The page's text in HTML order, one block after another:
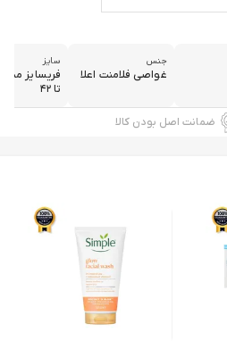
جنس
غواصی فلامنت اعلا
سایز
تا ۴۲
ضمانت اصل بودن کالا